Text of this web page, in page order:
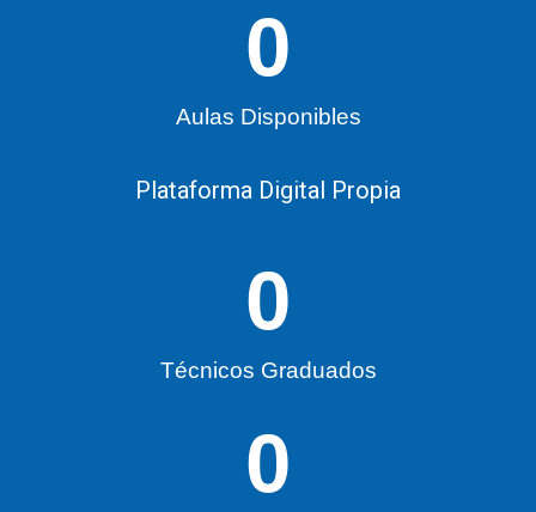
Aulas Disponibles
0
Plataforma Digital Propia
Técnicos Graduados
0
0